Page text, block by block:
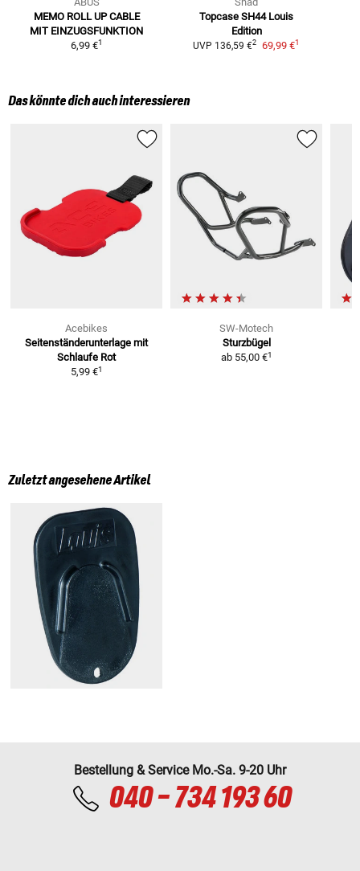
MEMO ROLL UP CABLE
MIT EINZUGSFUNKTION
6,99 €1
Topcase SH44 Louis
Edition
UVP 136,59 €2 69,99 €1
Das könnte dich auch interessieren
Acebikes
Seitenständerunterlage mit
Schlaufe Rot
5,99 €1
SW-Motech
Sturzbügel
ab 55,00 €1
Zuletzt angesehene Artikel
Bestellung & Service Mo.-Sa. 9-20 Uhr
040 - 734 193 60